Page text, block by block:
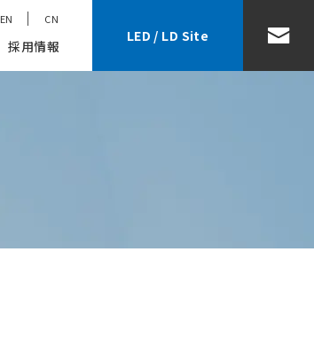
採用情報
EN CN
LED / LD Site